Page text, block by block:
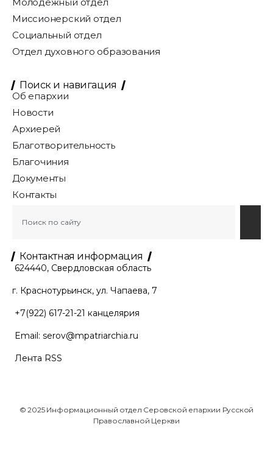
Миссионерский отдел
Социальный отдел
Отдел духовного образования
Поиск и навигация
Об епархии
Новости
Архиерей
Благотворительность
Благочиния
Документы
Контакты
Контактная информация
624440, Свердловская область
г. Краснотурьинск, ул. Чапаева, 7
+7(922) 617-21-21 канцелярия
Email: serov@mpatriarchia.ru
Лента RSS
© 2025 Информационный отдел Серовской епархии Русской
Православной Церкви